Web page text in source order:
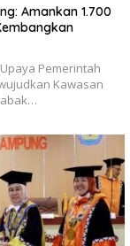
Amankan 1.700
Pemerintah
Kawasan